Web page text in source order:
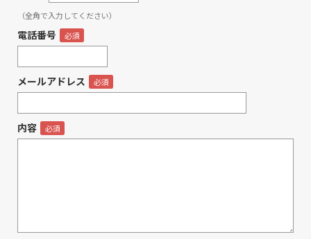
（全角で入力してください）
電話番号
メールアドレス
内容